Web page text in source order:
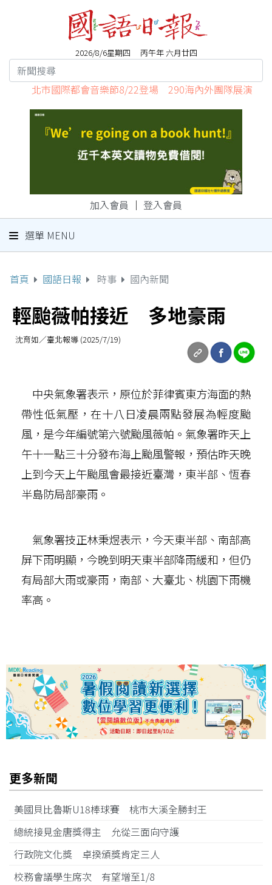
2026/8/6星期四 丙午年 六月廿四
北市國際都會音樂節8/22登場 290海內外團隊展演
加入會員 ｜ 登入會員
選單 MENU
首頁 國語日報 時事 國內新聞
輕颱薇帕接近 多地豪雨
沈育如／臺北報導 (2025/7/19)
中央氣象署表示，原位於菲律賓東方海面的熱
帶性低氣壓，在十八日凌晨兩點發展為輕度颱
風，是今年編號第六號颱風薇帕。氣象署昨天上
午十一點三十分發布海上颱風警報，預估昨天晚
上到今天上午颱風會最接近臺灣，東半部、恆春
半島防局部豪雨。
氣象署技正林秉煜表示，今天東半部、南部高
屏下雨明顯，今晚到明天東半部降雨緩和，但仍
有局部大雨或豪雨，南部、大臺北、桃園下雨機
率高。
更多新聞
美國貝比魯斯U18棒球賽 桃市大溪全勝封王
總統接見金唐獎得主 允從三面向守護
行政院文化獎 卓揆頒獎肯定三人
校務會議學生席次 有望增至1/8